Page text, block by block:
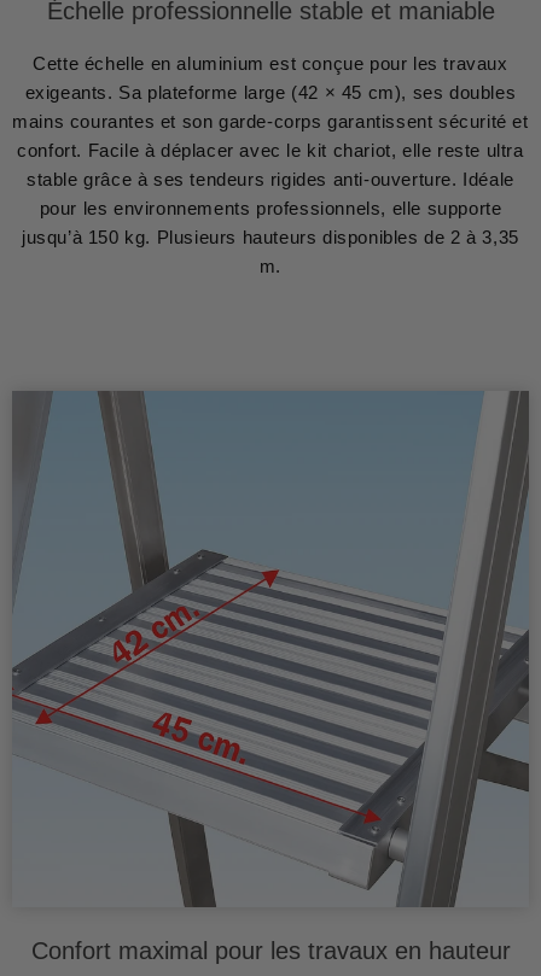
Échelle professionnelle stable et maniable
Cette échelle en aluminium est conçue pour les travaux
exigeants. Sa plateforme large (42 × 45 cm), ses doubles
mains courantes et son garde-corps garantissent sécurité et
confort. Facile à déplacer avec le kit chariot, elle reste ultra
stable grâce à ses tendeurs rigides anti-ouverture. Idéale
pour les environnements professionnels, elle supporte
jusqu’à 150 kg. Plusieurs hauteurs disponibles de 2 à 3,35
m.
Confort maximal pour les travaux en hauteur